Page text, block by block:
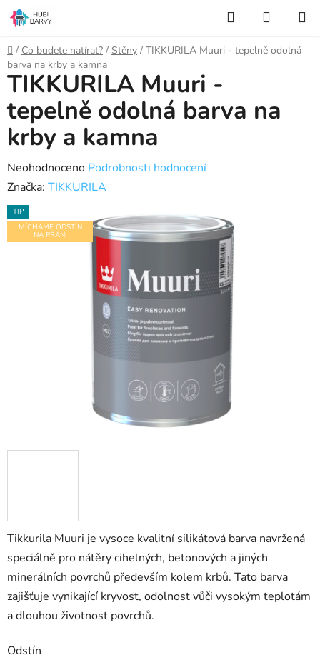
Přejít
na
obsah
Hledat
KOŠÍK
Domů
/ Co budete natírat? / Stěny / TIKKURILA Muuri - tepelně odolná
barva na krby a kamna
Tikkurila Muuri je vysoce kvalitní silikátová barva navržená
speciálně pro nátěry cihelných, betonových a jiných
minerálních povrchů především kolem krbů. Tato barva
zajišťuje vynikající kryvost, odolnost vůči vysokým teplotám
a dlouhou životnost povrchů.
Odstín
TIKKURILA Muuri -
tepelně odolná barva na
krby a kamna
Průměrné
hodnocení
produktu
je
0,0
Neohodnoceno Podrobnosti hodnocení
Značka: TIKKURILA
TIP
MÍCHÁME ODSTÍN
NA PŘÁNÍ